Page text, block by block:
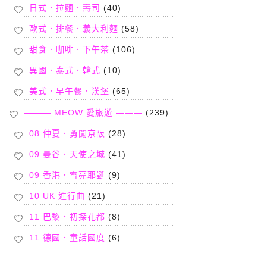
日式．拉麵．壽司 (40)
歐式．排餐．義大利麵 (58)
甜食．咖啡．下午茶 (106)
異國．泰式．韓式 (10)
美式．早午餐．漢堡 (65)
——— MEOW 愛旅遊 ——— (239)
08 仲夏．勇闖京阪 (28)
09 曼谷．天使之城 (41)
09 香港．雪亮耶誕 (9)
10 UK 進行曲 (21)
11 巴黎．初探花都 (8)
11 德國．童話國度 (6)